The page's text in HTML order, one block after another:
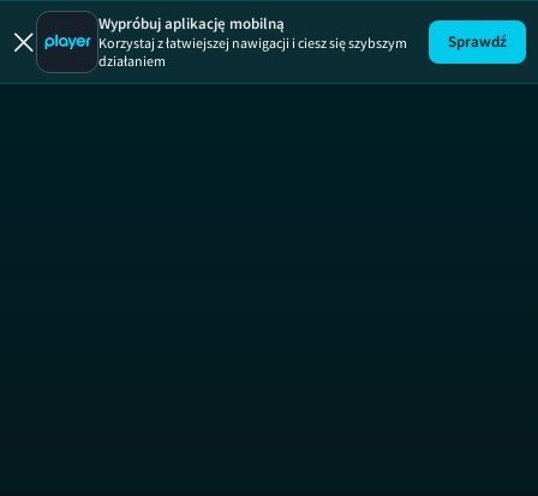
W dobrym
Wypróbuj aplikację mobilną
Korzystaj z łatwiejszej nawigacji i ciesz się szybszym
działaniem
Sprawdź